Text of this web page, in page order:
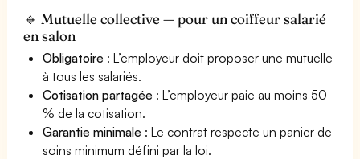
🔹 Mutuelle collective — pour un coiffeur salarié
en salon
Obligatoire : L’employeur doit proposer une mutuelle
à tous les salariés.
Cotisation partagée : L’employeur paie au moins 50
% de la cotisation.
Garantie minimale : Le contrat respecte un panier de
soins minimum défini par la loi.